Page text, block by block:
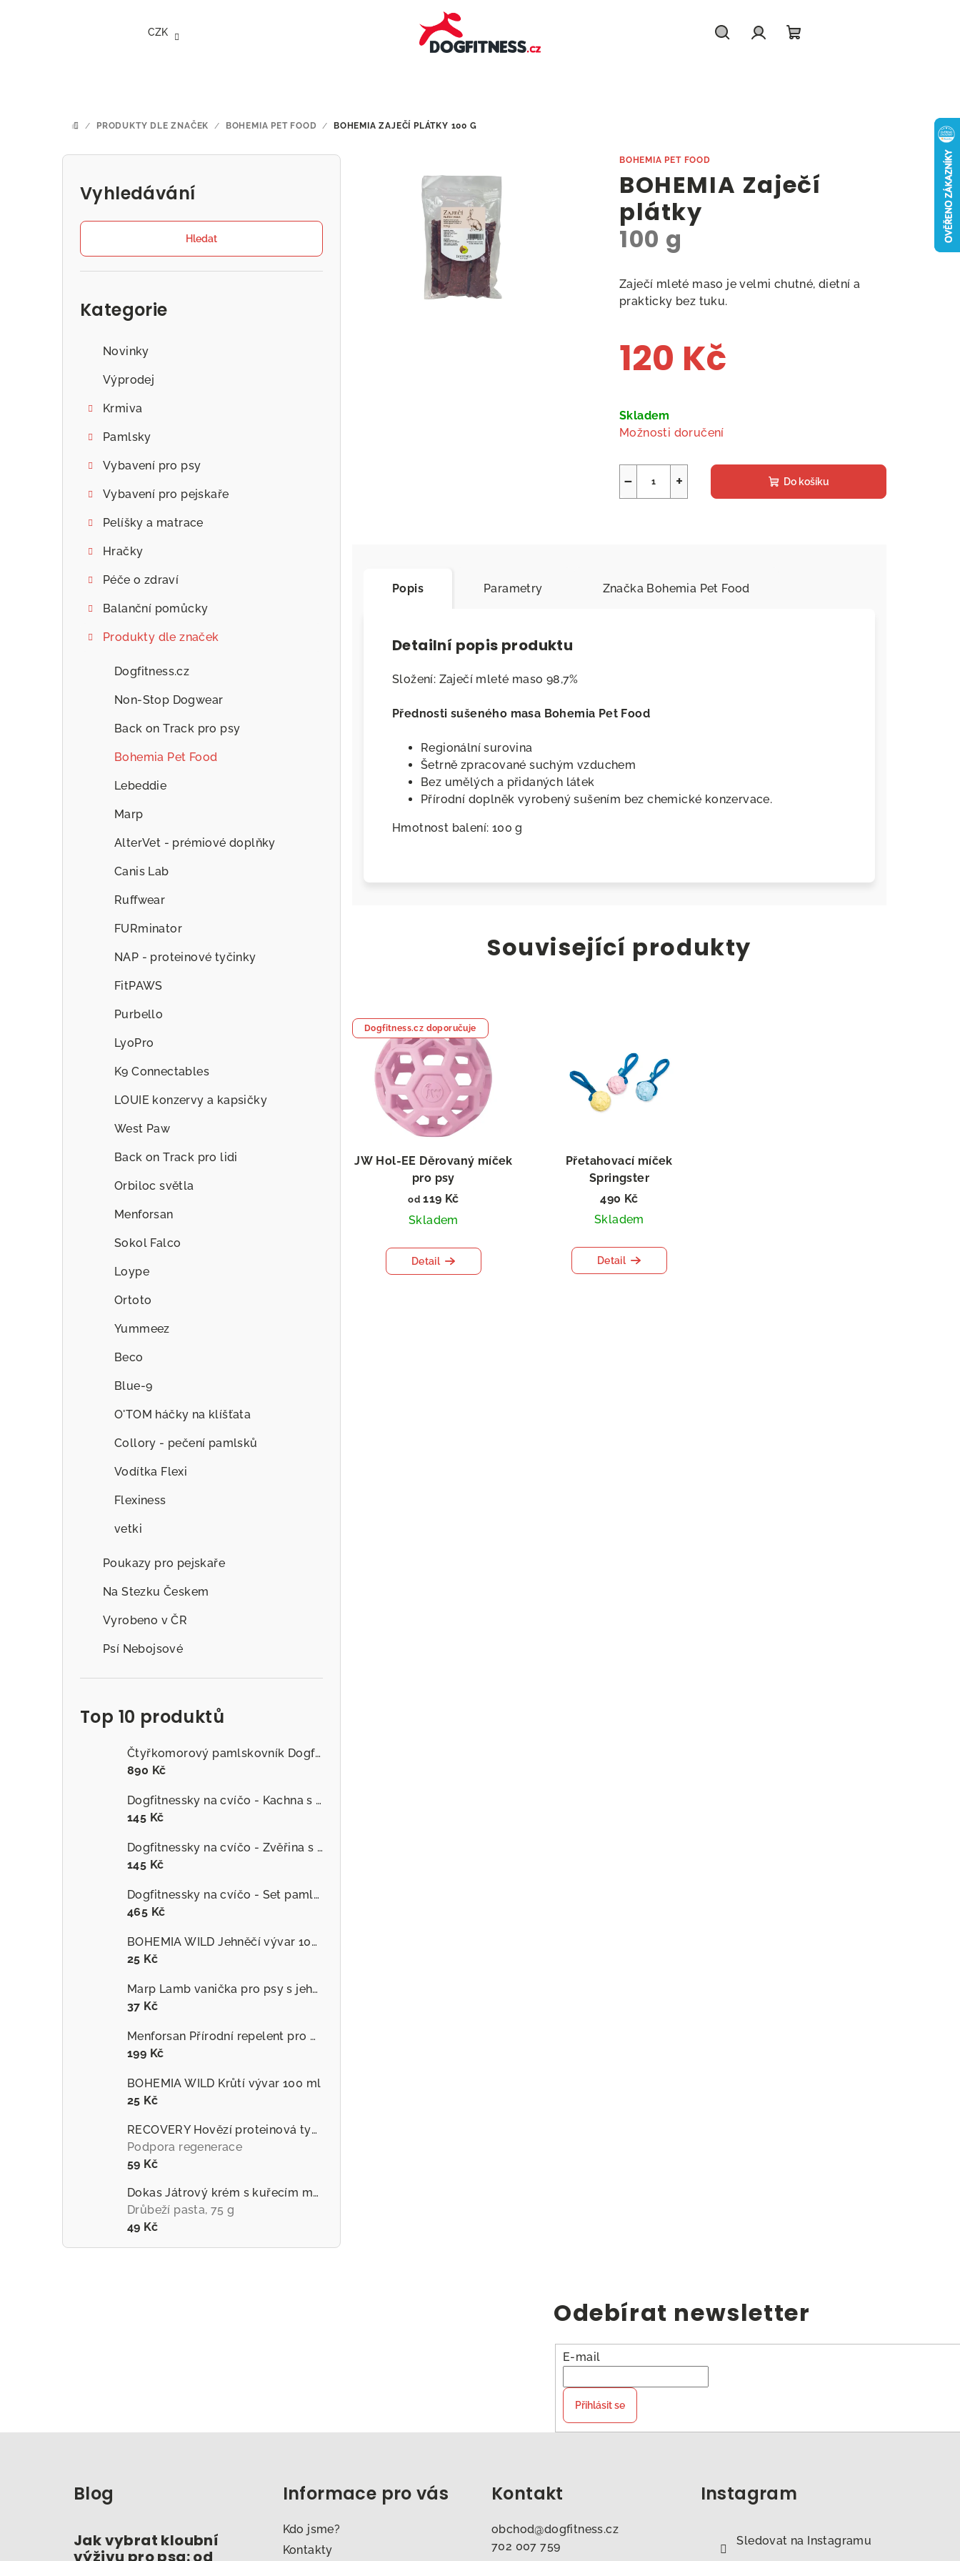
CZK
DOMŮ
/ PRODUKTY DLE ZNAČEK / BOHEMIA PET FOOD / BOHEMIA ZAJEČÍ PLÁTKY 100 G
P
Vyhledávání
Hledat
Kategorie
Novinky
Výprodej
Krmiva
Pamlsky
Vybavení pro psy
Vybavení pro pejskaře
Pelíšky a matrace
Hračky
Péče o zdraví
Balanční pomůcky
Produkty dle značek
Dogfitness.cz
Non-Stop Dogwear
Back on Track pro psy
Bohemia Pet Food
Lebeddie
Marp
AlterVet - prémiové doplňky
Canis Lab
Ruffwear
FURminator
NAP - proteinové tyčinky
FitPAWS
Purbello
LyoPro
K9 Connectables
LOUIE konzervy a kapsičky
West Paw
Back on Track pro lidi
Orbiloc světla
Menforsan
Sokol Falco
Loype
Ortoto
Yummeez
Beco
Blue-9
O'TOM háčky na klíšťata
Collory - pečení pamlsků
Vodítka Flexi
Flexiness
vetki
Poukazy pro pejskaře
Na Stezku Českem
Vyrobeno v ČR
Psí Nebojsové
Top 10 produktů
Čtyřkomorový pamlskovník Dogfitness.cz
890 Kč
Dogfitnessky na cvíčo - Kachna s červenou řepou
145 Kč
Dogfitnessky na cvíčo - Zvěřina s jablky
145 Kč
Dogfitnessky na cvíčo - Set pamlsků
465 Kč
BOHEMIA WILD Jehněčí vývar 100 ml
25 Kč
Marp Lamb vanička pro psy s jehněčím
37 Kč
Menforsan Přírodní repelent pro psy proti hmyzu s extraktem z citronely
199 Kč
BOHEMIA WILD Krůtí vývar 100 ml
25 Kč
RECOVERY Hovězí proteinová tyčinka pro psy
Podpora regenerace
59 Kč
Dokas Játrový krém s kuřecím masem
Drůbeží pasta, 75 g
49 Kč
BOHEMIA PET FOOD
BOHEMIA Zaječí
plátky
100 g
Zaječí mleté maso je velmi chutné, dietní a
prakticky bez tuku.
120 Kč
cena:
Skladem
Možnosti doručení
+
− Do košíku
Popis Parametry Značka Bohemia Pet Food
Detailní popis produktu
Složení: Zaječí mleté maso 98,7%
Přednosti sušeného masa Bohemia Pet Food
Regionální surovina
Šetrně zpracované suchým vzduchem
Bez umělých a přidaných látek
Přírodní doplněk vyrobený sušením bez chemické konzervace.
Hmotnost balení: 100 g
Související produkty
Dogfitness.cz doporučuje
JW Hol-EE Děrovaný míček
pro psy
od119 Kč
Skladem
Detail
Přetahovací míček
Springster
490 Kč
Skladem
Detail
Odebírat newsletter
E-mail
Přihlásit se
Blog
Jak vybrat kloubní
výživu pro psa: od
Informace pro vás
Kdo jsme?
Kontakty
Kontakt
obchod@dogfitness.cz
702 007 759
Instagram
Sledovat na Instagramu